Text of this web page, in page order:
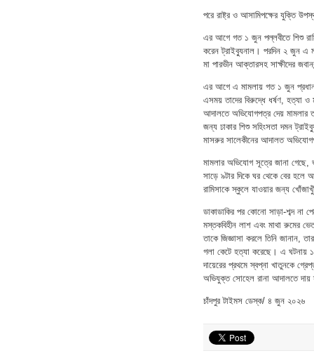
পরে রাষ্ট্র ও আসামিপক্ষের যুক্তি
এর আগে গত ১ জুন পল্লবীতে শিশু
করেন ট্রাইব্যুনাল। পরদিন ২ জুন এ
মা পারভীন আক্তারসহ সাক্ষীদের
এর আগে এ মামলায় গত ১ জুন প্রধান
এসময় তাদের বিরুদ্ধে ধর্ষণ, হত্যা
আদালতে অভিযোগপত্র দেয় মামলার
জন্য ঢাকার শিশু সহিংসতা দমন
মাসরুর সালেকীনের আদালত
মামলার অভিযোগ সূত্রে জানা গেছে,
সাড়ে ৯টার দিকে ঘর থেকে বের হলে
রামিসাকে স্কুলে যাওয়ার জন্য
ডাকাডাকির পর কোনো সাড়া-শব্দ না
মস্তকবিহীন লাশ এবং মাথা রুমের
তাকে জিজ্ঞাসা করলে তিনি জানান,
গলা কেটে হত্যা করেছে। এ ঘটনায়
দায়েরের প্রথমে স্বপ্না খাতুনকে
অভিযুক্ত সোহেল রানা আদালতে দায়
চাঁদপুর টাইমস ডেস্ক/ ৪ জুন ২০২৬